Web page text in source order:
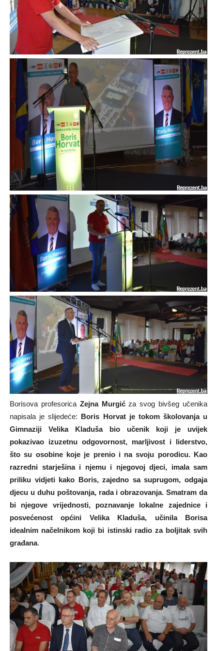
Borisova profesorica Zejna Murgićza svog bivšeg učenika
napisala je slijedeće: Boris Horvat je tokom školovanja u
Gimnaziji Velika Kladuša bio učenik koji je uvijek
pokazivao izuzetnu odgovornost, marljivost i liderstvo,
što su osobine koje je prenio i na svoju porodicu. Kao
razredni starješina i njemu i njegovoj djeci, imala sam
priliku vidjeti kako Boris, zajedno sa suprugom, odgaja
djecu u duhu poštovanja, rada i obrazovanja. Smatram da
bi njegove vrijednosti, poznavanje lokalne zajednice i
posvećenost općini Velika Kladuša, učinila Borisa
idealnim načelnikom koji bi istinski radio za boljitak svih
građana.